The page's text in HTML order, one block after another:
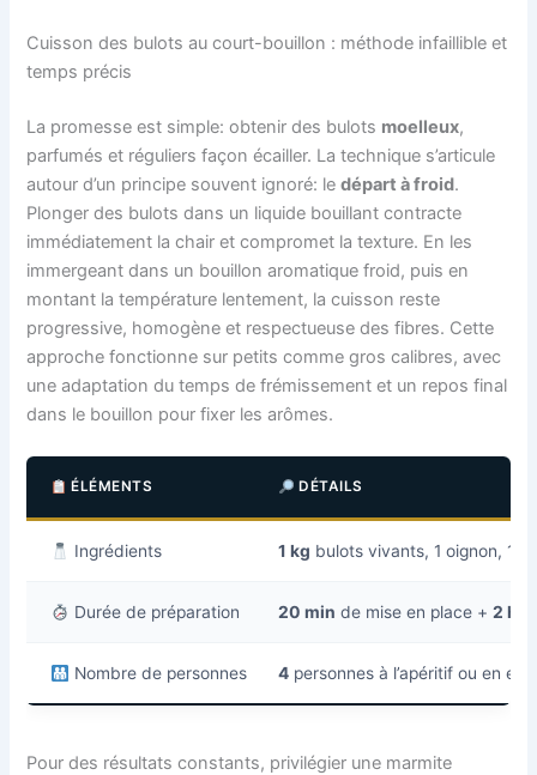
Cuisson des bulots au court-bouillon : méthode infaillible et
temps précis
La promesse est simple: obtenir des bulots moelleux,
parfumés et réguliers façon écailler. La technique s’articule
autour d’un principe souvent ignoré: ledépart à froid.
Plonger des bulots dans un liquide bouillant contracte
immédiatement la chair et compromet la texture. En les
immergeant dans un bouillon aromatique froid, puis en
montant la température lentement, la cuisson reste
progressive, homogène et respectueuse des fibres. Cette
approche fonctionne sur petits comme gros calibres, avec
une adaptation du temps de frémissement et un repos final
dans le bouillon pour fixer les arômes.
ÉLÉMENTS DÉTAILS
Ingrédients 1 kg bulots vivants, 1 oignon, 1
Durée de préparation 20 min de mise en place +2 h
Nombre de personnes 4 personnes à l’apéritif ou en
Pour des résultats constants, privilégier une marmite